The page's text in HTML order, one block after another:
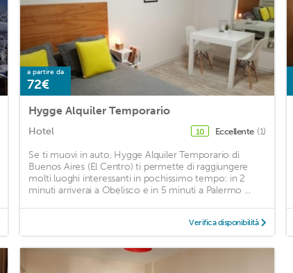
a partire da
72€
Hygge Alquiler Temporario
Hotel 10 Eccellente (1)
Se ti muovi in auto, Hygge Alquiler Temporario di
Buenos Aires (El Centro) ti permette di raggiungere
molti luoghi interessanti in pochissimo tempo: in 2
minuti arriverai a Obelisco e in 5 minuti a Palermo ...
Verifica disponibilità